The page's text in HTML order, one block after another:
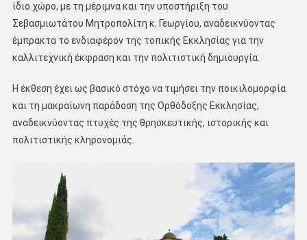
ίδιο χώρο, με τη μέριμνα και την υποστήριξη του
Σεβασμιωτάτου Μητροπολίτη κ. Γεωργίου, αναδεικνύοντας
έμπρακτα το ενδιαφέρον της τοπικής Εκκλησίας για την
καλλιτεχνική έκφραση και την πολιτιστική δημιουργία.
Η έκθεση έχει ως βασικό στόχο να τιμήσει την ποικιλομορφία
και τη μακραίωνη παράδοση της Ορθόδοξης Εκκλησίας,
αναδεικνύοντας πτυχές της θρησκευτικής, ιστορικής και
πολιτιστικής κληρονομιάς.